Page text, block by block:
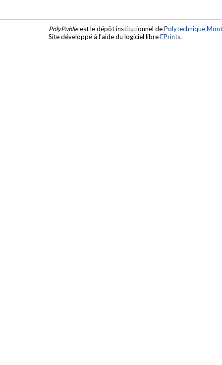
PolyPublieest le dépôt institutionnel dePolytechnique
Site développé à l'aide du logiciel libreEPrints.